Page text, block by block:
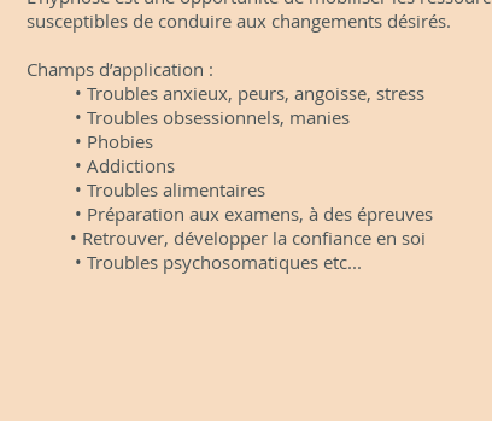
susceptibles de conduire aux changements désirés.
Champs d’application :
• Troubles anxieux, peurs, angoisse, stress
• Troubles obsessionnels, manies
• Phobies
• Addictions
• Troubles alimentaires
• Préparation aux examens, à des épreuves
• Retrouver, développer la confiance en soi
• Troubles psychosomatiques etc...